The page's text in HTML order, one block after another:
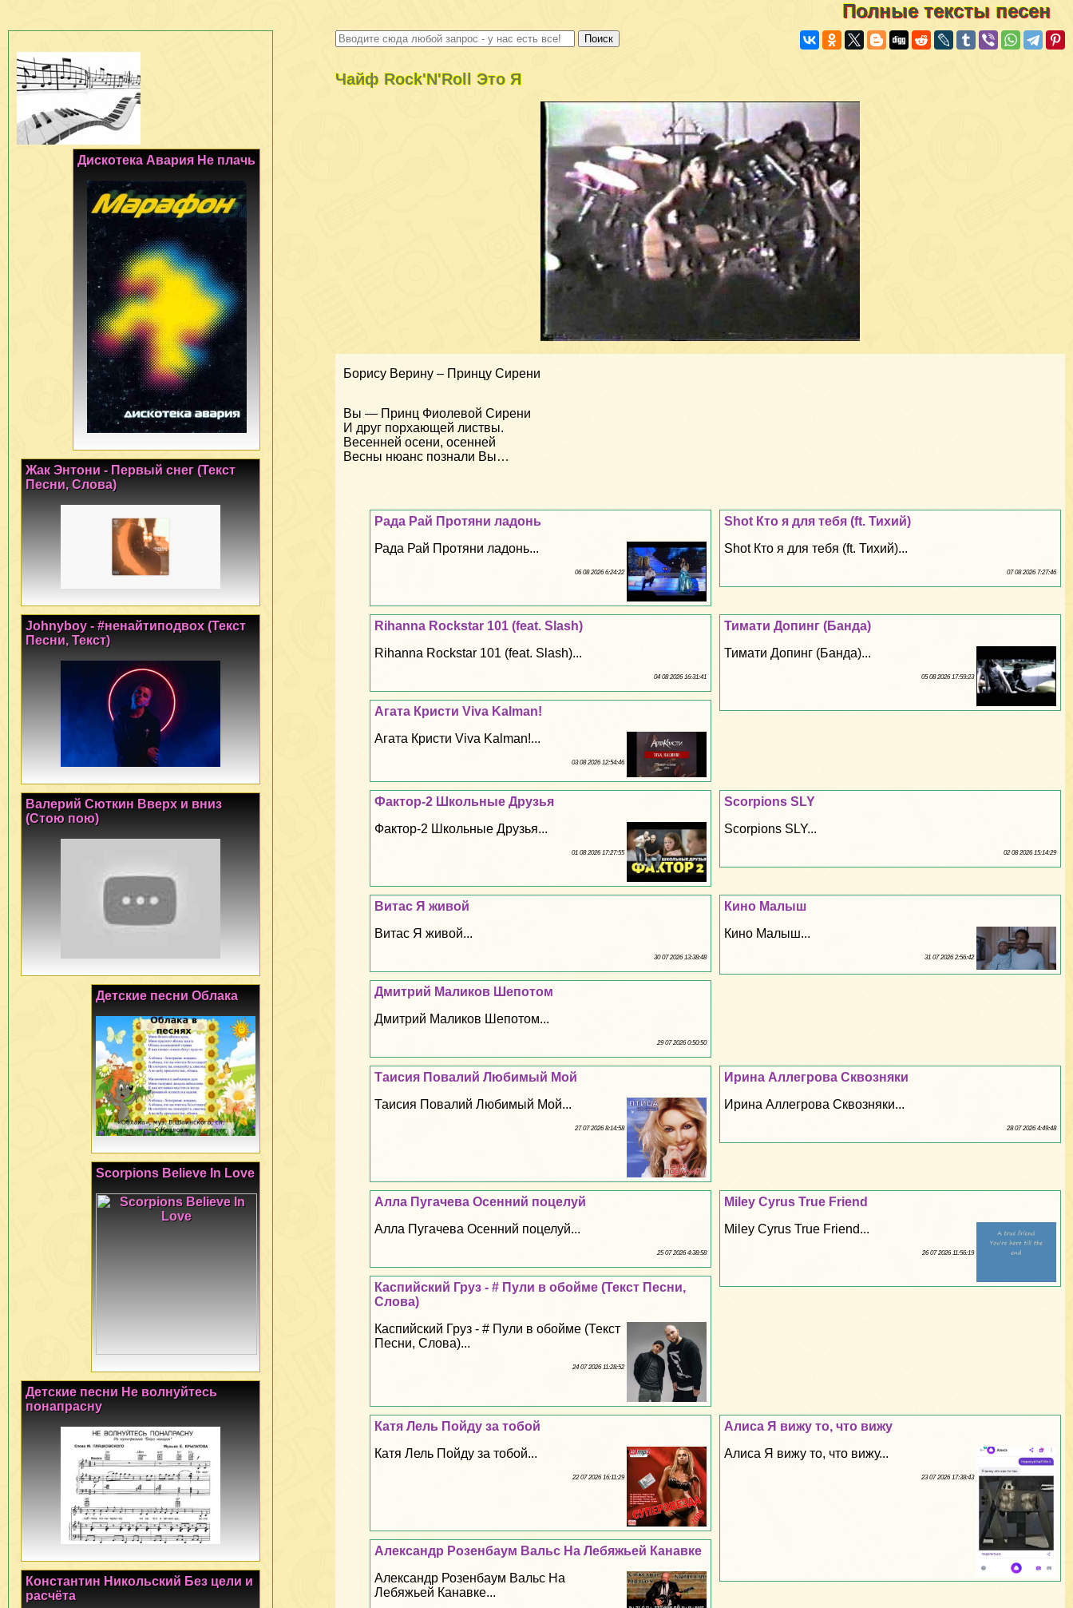
Полные тексты песен
Чайф Rock'N'Roll Это Я
Борису Верину – Принцу Сирени
Вы — Принц Фиолевой Сирени
И друг порхающей листвы.
Весенней осени, осенней
Весны нюанс познали Вы…
Shot Кто я для тебя (ft. Тихий)
Shot Кто я для тебя (ft. Тихий)...
07 08 2026 7:27:46
Рада Рай Протяни ладонь
Рада Рай Протяни ладонь...
06 08 2026 6:24:22
Тимати Допинг (Банда)
Тимати Допинг (Банда)...
05 08 2026 17:59:23
Rihanna Rockstar 101 (feat. Slash)
Rihanna Rockstar 101 (feat. Slash)...
04 08 2026 16:31:41
Агата Кристи Viva Kalman!
Агата Кристи Viva Kalman!...
03 08 2026 12:54:46
Scorpions SLY
Scorpions SLY...
02 08 2026 15:14:29
Фактор-2 Школьные Друзья
Фактор-2 Школьные Друзья...
01 08 2026 17:27:55
Кино Малыш
Кино Малыш...
31 07 2026 2:56:42
Витас Я живой
Витас Я живой...
30 07 2026 13:38:48
Дмитрий Маликов Шепотом
Дмитрий Маликов Шепотом...
29 07 2026 0:50:50
Ирина Аллегрова Сквозняки
Ирина Аллегрова Сквозняки...
28 07 2026 4:49:48
Таисия Повалий Любимый Мой
Таисия Повалий Любимый Мой...
27 07 2026 8:14:58
Miley Cyrus True Friend
Miley Cyrus True Friend...
26 07 2026 11:56:19
Алла Пугачева Осенний поцелуй
Алла Пугачева Осенний поцелуй...
25 07 2026 4:38:58
Каспийский Груз - # Пули в обойме (Текст Песни,
Слова)
Каспийский Груз - # Пули в обойме (Текст
Песни, Слова)...
24 07 2026 11:28:52
Алиса Я вижу то, что вижу
Алиса Я вижу то, что вижу...
23 07 2026 17:38:43
Катя Лель Пойду за тобой
Катя Лель Пойду за тобой...
22 07 2026 16:11:29
Александр Розенбаум Вальс На Лебяжьей Канавке
Александр Розенбаум Вальс На
Лебяжьей Канавке...
Дискотека Авария Не плачь
Жак Энтони - Первый снег (Текст
Песни, Слова)
Johnyboy - #ненайтиподвох (Текст
Песни, Текст)
Валерий Сюткин Вверх и вниз
(Стою пою)
Детские песни Облака
Scorpions Believe In Love
Детские песни Не волнуйтесь
понапрасну
Константин Никольский Без цели и
расчёта